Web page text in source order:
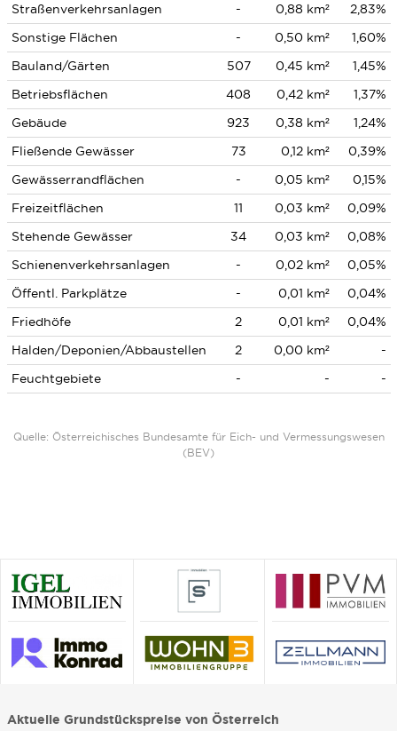
Straßenverkehrsanlagen - 0,88 km²
2,83%
Sonstige Flächen
- 0,50 km²
1,60%
Bauland/Gärten
507 0,45 km²
1,45%
Betriebsflächen
408 0,42 km²
1,37%
Gebäude
923 0,38 km²
1,24%
Fließende Gewässer
73 0,12 km²
0,39%
Gewässerrandflächen
- 0,05 km²
0,15%
Freizeitflächen
11 0,03 km²
0,09%
Stehende Gewässer
34 0,03 km²
0,08%
Schienenverkehrsanlagen
- 0,02 km²
0,05%
Öffentl. Parkplätze
- 0,01 km²
0,04%
Friedhöfe
2 0,01 km²
0,04%
Halden/Deponien/Abbaustellen
2 0,00 km²
-
Feuchtgebiete
- - -
Quelle: Österreichisches Bundesamte für Eich- und Vermessungswesen
(BEV)
Aktuelle Grundstückspreise von Österreich